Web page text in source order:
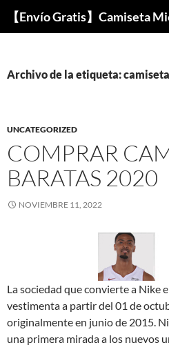
Buscar
Archivo de la etiqueta:
UNCATEGORIZED
COMPRAR
BARATAS 2020
NOVIEMBRE 11, 2022
La sociedad que convierte a Nike
vestimenta a partir del 01 de
originalmente en junio de 2015.
una primera mirada a los nuevos